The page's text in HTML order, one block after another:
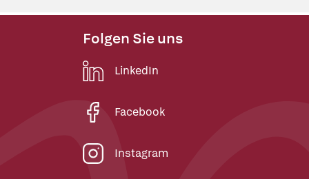
Folgen Sie uns
LinkedIn
Facebook
Instagram